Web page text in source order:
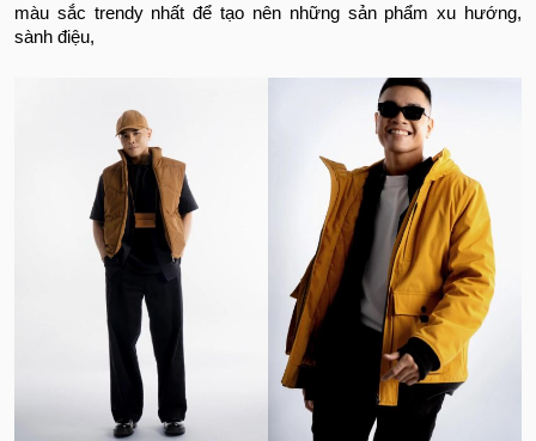
màu sắc trendy nhất để tạo nên những sản phẩm xu hướng,
sành điệu,